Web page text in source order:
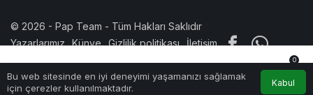
Bu web sitesinde en iyi deneyimi yaşamanızı sağlamak
için çerezler kullanılmaktadır.
Kabul
© 2026 - Pap Team - Tüm Hakları Saklıdır
Yazarlarımız Künye Gizlilik politikası İletişim
Anasayfa Akış Hesabım Bildirimler
0